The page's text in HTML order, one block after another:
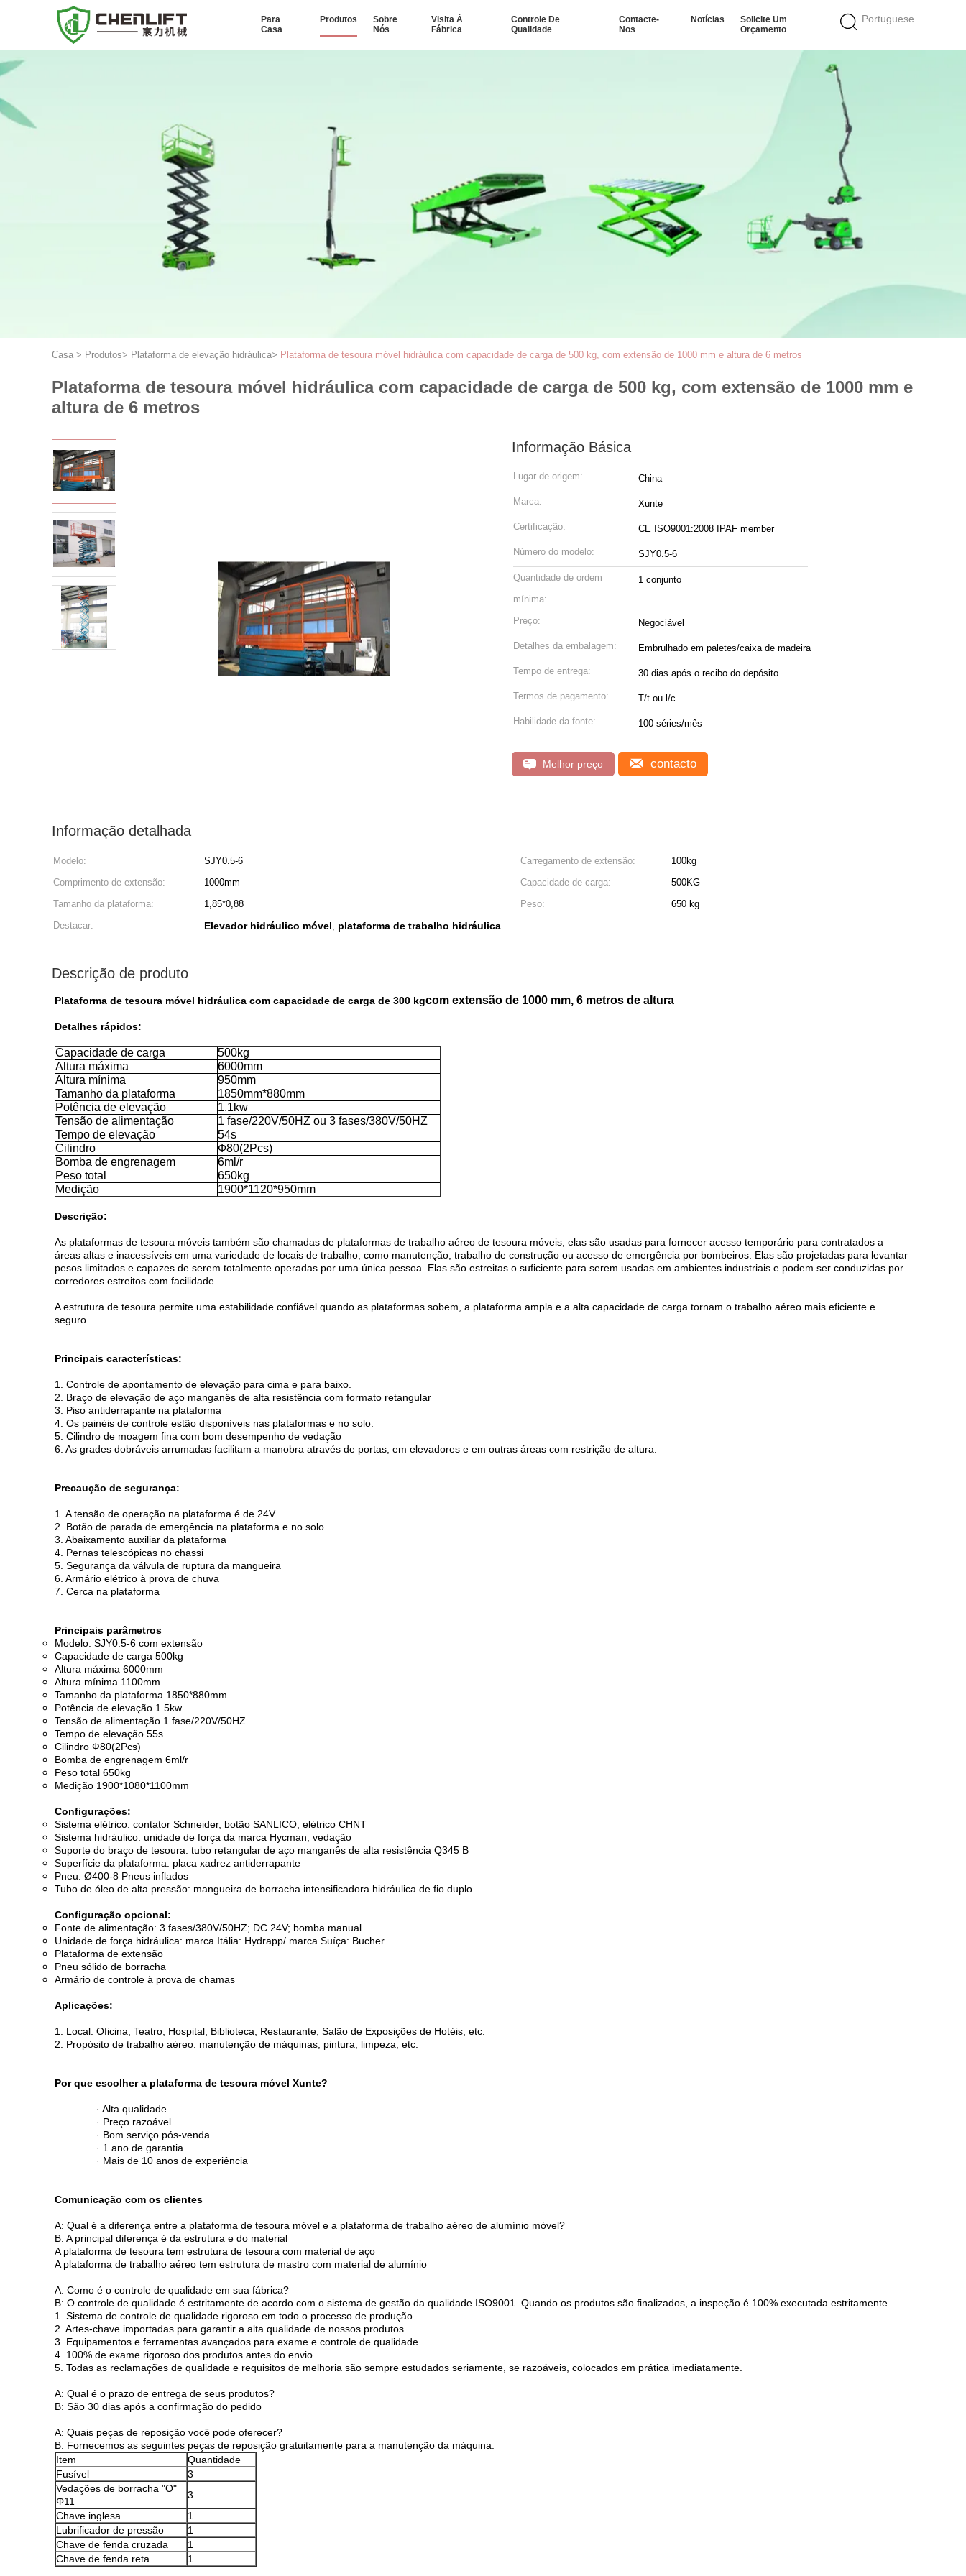
Portuguese
Para
Casa
Produtos
Sobre
Nós
Visita À
Fábrica
Controle De
Qualidade
Contacte-
Nos
Notícias
Solicite Um
Orçamento
Casa > Produtos> Plataforma de elevação hidráulica> Plataforma de tesoura móvel hidráulica com capacidade de carga de 500 kg, com extensão de 1000 mm e altura de 6 metros
Plataforma de tesoura móvel hidráulica com capacidade de carga de 500 kg, com extensão de 1000 mm e
altura de 6 metros
Informação Básica
Lugar de origem: China
Marca: Xunte
Certificação: CE ISO9001:2008 IPAF member
Número do modelo: SJY0.5-6
Quantidade de ordem
mínima:
1 conjunto
Preço: Negociável
Detalhes da embalagem: Embrulhado em paletes/caixa de madeira
Tempo de entrega: 30 dias após o recibo do depósito
Termos de pagamento: T/t ou l/c
Habilidade da fonte: 100 séries/mês
Melhor preço contacto
Informação detalhada
Modelo: SJY0.5-6 Carregamento de extensão:
100kg
Comprimento de extensão:
1000mm Capacidade de carga:
500KG
Tamanho da plataforma:
1,85*0,88 Peso:
650 kg
Destacar:
Elevador hidráulico móvel, plataforma de trabalho hidráulica
Descrição de produto
Plataforma de tesoura móvel hidráulica com capacidade de carga de 300 kgcom extensão de 1000 mm, 6 metros de altura
Detalhes rápidos:
Capacidade de carga
500kg
Altura máxima
6000mm
Altura mínima
950mm
Tamanho da plataforma
1850mm*880mm
Potência de elevação
1.1kw
Tensão de alimentação
1 fase/220V/50HZ ou 3 fases/380V/50HZ
Tempo de elevação
54s
Cilindro
Ф80(2Pcs)
Bomba de engrenagem
6ml/r
Peso total
650kg
Medição
1900*1120*950mm
Descrição:
As plataformas de tesoura móveis também são chamadas de plataformas de trabalho aéreo de tesoura móveis; elas são usadas para fornecer acesso temporário para contratados a
áreas altas e inacessíveis em uma variedade de locais de trabalho, como manutenção, trabalho de construção ou acesso de emergência por bombeiros. Elas são projetadas para levantar
pesos limitados e capazes de serem totalmente operadas por uma única pessoa. Elas são estreitas o suficiente para serem usadas em ambientes industriais e podem ser conduzidas por
corredores estreitos com facilidade.
A estrutura de tesoura permite uma estabilidade confiável quando as plataformas sobem, a plataforma ampla e a alta capacidade de carga tornam o trabalho aéreo mais eficiente e
seguro.
Principais características:
1. Controle de apontamento de elevação para cima e para baixo.
2. Braço de elevação de aço manganês de alta resistência com formato retangular
3. Piso antiderrapante na plataforma
4. Os painéis de controle estão disponíveis nas plataformas e no solo.
5. Cilindro de moagem fina com bom desempenho de vedação
6. As grades dobráveis ​​arrumadas facilitam a manobra através de portas, em elevadores e em outras áreas com restrição de altura.
Precaução de segurança:
1. A tensão de operação na plataforma é de 24V
2. Botão de parada de emergência na plataforma e no solo
3. Abaixamento auxiliar da plataforma
4. Pernas telescópicas no chassi
5. Segurança da válvula de ruptura da mangueira
6. Armário elétrico à prova de chuva
7. Cerca na plataforma
Principais parâmetros
Modelo: SJY0.5-6 com extensão
Capacidade de carga 500kg
Altura máxima 6000mm
Altura mínima 1100mm
Tamanho da plataforma 1850*880mm
Potência de elevação 1.5kw
Tensão de alimentação 1 fase/220V/50HZ
Tempo de elevação 55s
Cilindro Ф80(2Pcs)
Bomba de engrenagem 6ml/r
Peso total 650kg
Medição 1900*1080*1100mm
Configurações:
Sistema elétrico: contator Schneider, botão SANLICO, elétrico CHNT
Sistema hidráulico: unidade de força da marca Hycman, vedação
Suporte do braço de tesoura: tubo retangular de aço manganês de alta resistência Q345 B
Superfície da plataforma: placa xadrez antiderrapante
Pneu: Ø400-8 Pneus inflados
Tubo de óleo de alta pressão: mangueira de borracha intensificadora hidráulica de fio duplo
Configuração opcional:
Fonte de alimentação: 3 fases/380V/50HZ; DC 24V; bomba manual
Unidade de força hidráulica: marca Itália: Hydrapp/ marca Suíça: Bucher
Plataforma de extensão
Pneu sólido de borracha
Armário de controle à prova de chamas
Aplicações:
1. Local: Oficina, Teatro, Hospital, Biblioteca, Restaurante, Salão de Exposições de Hotéis, etc.
2. Propósito de trabalho aéreo: manutenção de máquinas, pintura, limpeza, etc.
Por que escolher a plataforma de tesoura móvel Xunte?
· Alta qualidade
· Preço razoável
· Bom serviço pós-venda
· 1 ano de garantia
· Mais de 10 anos de experiência
Comunicação com os clientes
A: Qual é a diferença entre a plataforma de tesoura móvel e a plataforma de trabalho aéreo de alumínio móvel?
B: A principal diferença é da estrutura e do material
A plataforma de tesoura tem estrutura de tesoura com material de aço
A plataforma de trabalho aéreo tem estrutura de mastro com material de alumínio
A: Como é o controle de qualidade em sua fábrica?
B: O controle de qualidade é estritamente de acordo com o sistema de gestão da qualidade ISO9001. Quando os produtos são finalizados, a inspeção é 100% executada estritamente
1. Sistema de controle de qualidade rigoroso em todo o processo de produção
2. Artes-chave importadas para garantir a alta qualidade de nossos produtos
3. Equipamentos e ferramentas avançados para exame e controle de qualidade
4. 100% de exame rigoroso dos produtos antes do envio
5. Todas as reclamações de qualidade e requisitos de melhoria são sempre estudados seriamente, se razoáveis, colocados em prática imediatamente.
A: Qual é o prazo de entrega de seus produtos?
B: São 30 dias após a confirmação do pedido
A: Quais peças de reposição você pode oferecer?
B: Fornecemos as seguintes peças de reposição gratuitamente para a manutenção da máquina:
Item
Quantidade
Fusível
3
Vedações de borracha "O"
Φ11
3
Chave inglesa
1
Lubrificador de pressão
1
Chave de fenda cruzada
1
Chave de fenda reta
1